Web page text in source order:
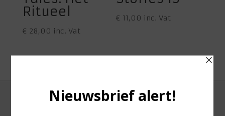
Ritueel
€ 28,00 inc. Vat
€ 11,00 inc. Vat